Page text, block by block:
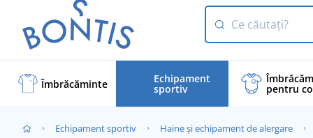
Îmbrăcăminte Echipament
sportiv pentru
Echipament sportiv Haine și echipament de alergare